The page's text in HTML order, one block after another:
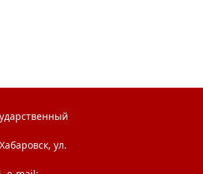
Чащина Геннадия Николаевича с
ул.